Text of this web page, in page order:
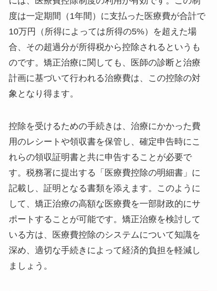
度は一定期間（1年間）に支払った医療費が合計で
10万円（所得によっては所得の5%）を超えた場
合、その超過分が所得税から控除されるというも
のです。矯正治療に関しても、医師の診断と治療
計画に基づいて行われる治療費は、この控除の対
象となり得ます。
控除を受けるための手続きは、治療にかかった費
用のレシートや領収書を保管し、確定申告時にこ
れらの領収証明書と共に申告することが必要で
す。税務署に提出する「医療費控除の明細書」に
記載し、証明となる書類を添えます。このように
して、矯正治療の高額な医療費を一部財政的にサ
ポートすることが可能です。矯正治療を検討して
いる方は、医療費控除のシステムについて知識を
深め、適切な手続きによって経済的負担を軽減し
ましょう。